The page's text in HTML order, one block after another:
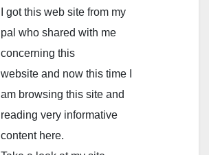
I got this web site from my
pal who shared with me
concerning this
website and now this time I
am browsing this site and
reading very informative
content here.